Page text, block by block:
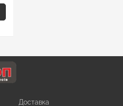
Доставка